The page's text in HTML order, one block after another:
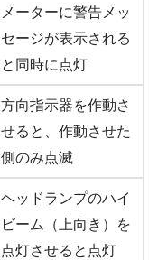
メーターに警告メッ
セージが表示される
と同時に点灯
方向指示器を作動さ
せると、作動させた
側のみ点滅
ヘッドランプのハイ
ビーム（上向き）を
点灯させると点灯